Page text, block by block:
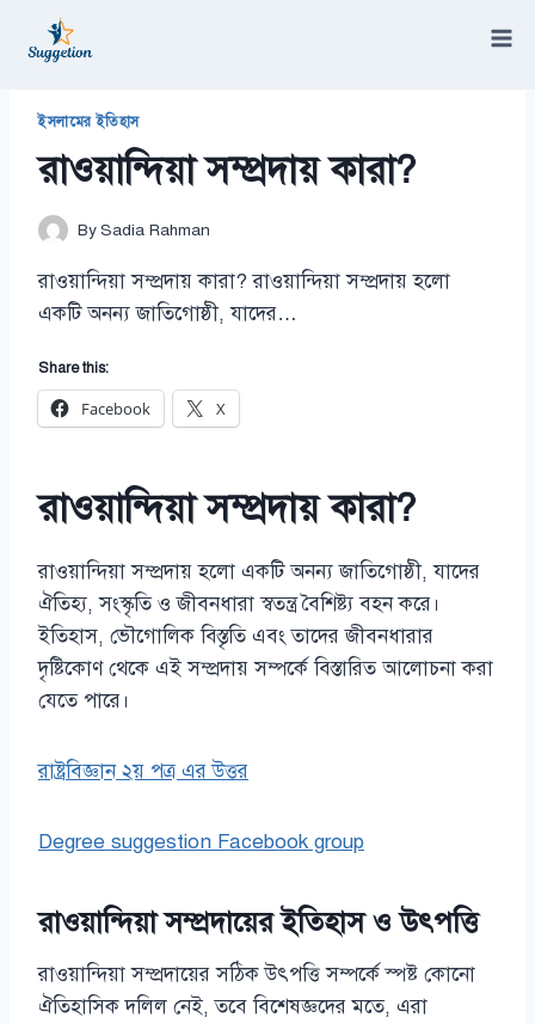
ইসলামের ইতিহাস
রাওয়ান্দিয়া সম্প্রদায় কারা?
BySadia Rahman
রাওয়ান্দিয়া সম্প্রদায় কারা? রাওয়ান্দিয়া সম্প্রদায় হলো
একটি অনন্য জাতিগোষ্ঠী, যাদের…
Share this:
Facebook X
রাওয়ান্দিয়া সম্প্রদায় কারা?
রাওয়ান্দিয়া সম্প্রদায় হলো একটি অনন্য জাতিগোষ্ঠী, যাদের
ঐতিহ্য, সংস্কৃতি ও জীবনধারা স্বতন্ত্র বৈশিষ্ট্য বহন করে।
ইতিহাস, ভৌগোলিক বিস্তৃতি এবং তাদের জীবনধারার
দৃষ্টিকোণ থেকে এই সম্প্রদায় সম্পর্কে বিস্তারিত আলোচনা করা
যেতে পারে।
রাষ্ট্রবিজ্ঞান ২য় পত্র এর উত্তর
Degree suggestion Facebook group
রাওয়ান্দিয়া সম্প্রদায়ের ইতিহাস ও উৎপত্তি
রাওয়ান্দিয়া সম্প্রদায়ের সঠিক উৎপত্তি সম্পর্কে স্পষ্ট কোনো
ঐতিহাসিক দলিল নেই, তবে বিশেষজ্ঞদের মতে, এরা